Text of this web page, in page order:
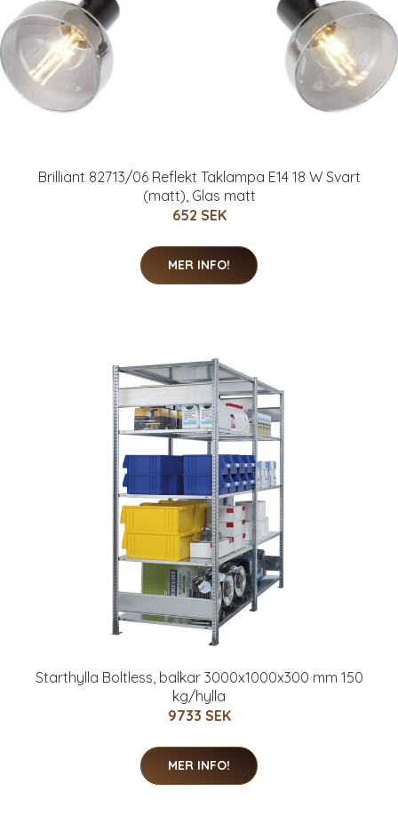
Brilliant 82713/06 Reflekt Taklampa E14 18 W Svart
(matt), Glas matt
652 SEK
MER INFO!
Starthylla Boltless, balkar 3000x1000x300 mm 150
kg/hylla
9733 SEK
MER INFO!